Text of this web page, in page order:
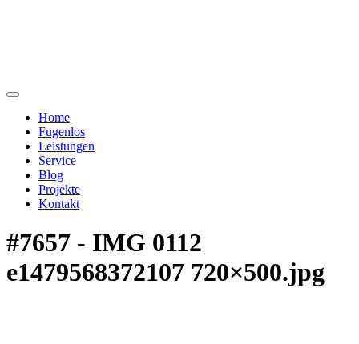
Home
Fugenlos
Leistungen
Service
Blog
Projekte
Kontakt
#7657 - IMG 0112
e1479568372107 720×500.jpg